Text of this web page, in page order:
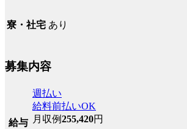
寮・社宅 あり
募集内容
給与
週払い
給料前払いOK
月収例255,420円